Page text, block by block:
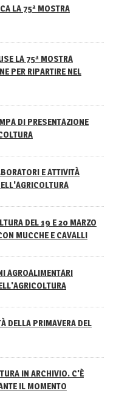
LA 75ª MOSTRA
LA 75ª MOSTRA
PER RIPARTIRE NEL
DI PRESENTAZIONE
E ATTIVITÀ
DEL 19 E 20 MARZO
MUCCHE E CAVALLI
AGROALIMENTARI
DELLA PRIMAVERA DEL
IN ARCHIVIO. C'È
IL MOMENTO